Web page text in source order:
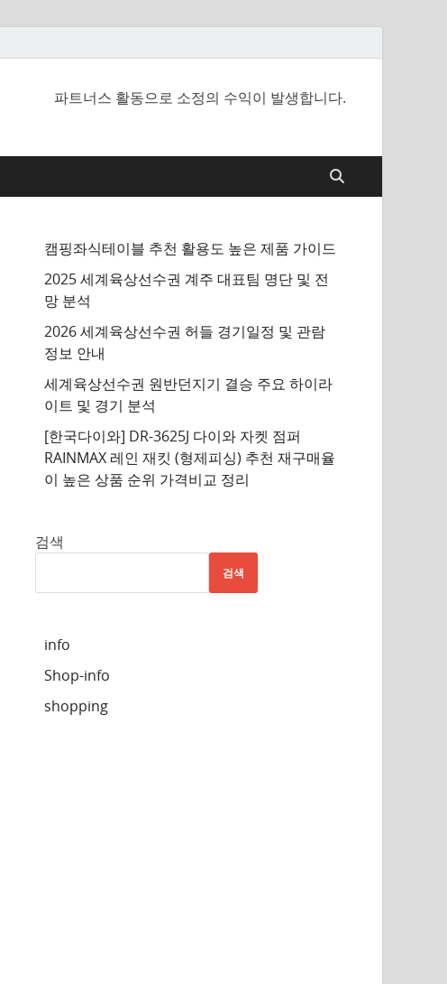
파트너스 활동으로 소정의 수익이 발생합니다.
캠핑좌식테이블 추천 활용도 높은 제품 가이드
2025 세계육상선수권 계주 대표팀 명단 및 전
망 분석
2026 세계육상선수권 허들 경기일정 및 관람
정보 안내
세계육상선수권 원반던지기 결승 주요 하이라
이트 및 경기 분석
[한국다이와] DR-3625J 다이와 자켓 점퍼
RAINMAX 레인 재킷 (형제피싱) 추천 재구매율
이 높은 상품 순위 가격비교 정리
검색
검색
info
Shop-info
shopping